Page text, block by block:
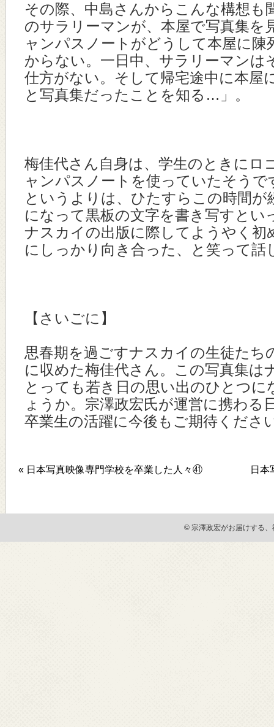
その際、中島さんからこんな構想も
のサラリーマンが、本屋で写真集を
ャンパスノートがどうして本屋に
からない。一日中、サラリーマンは
仕方がない。そして帰宅途中に本屋
と写真集だったことを知る…」。
梅佳代さん自身は、学生のときにロ
ャンパスノートを使っていたそう
というよりは、ひたすらこの時間
になって黒板の文字を書き写すとい
ナスカイの出版に際してようやく初
にしっかり向き合った、と笑って話
【さいごに】
思春期を過ごすナスカイの生徒たち
に収めた梅佳代さん。この写真集は
とっても若き日の思い出のひとつ
ょうか。宗澤政宏氏が運営に携わる
卒業生の活躍に今後もご期待くださ
« 日本写真映像専門学校を卒業した人々㊶ 日本
© 宗澤政宏がお届けする